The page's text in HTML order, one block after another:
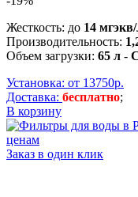
Жесткость: до 14
Производительность:
Объем загрузки: 65 л -
Установка: от 13750р.
Доставка: бесплатно;
В корзину
Заказ в один клик